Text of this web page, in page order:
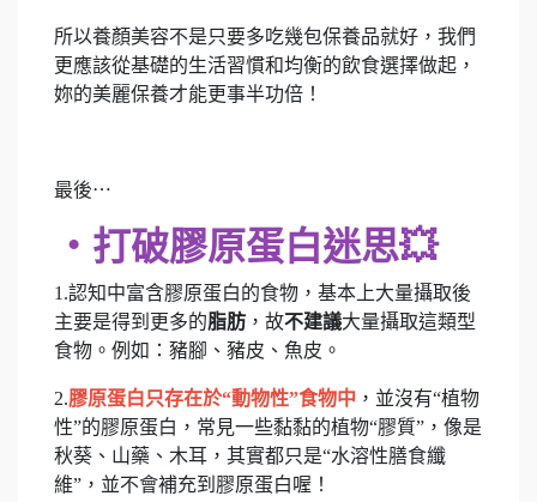
所以養顏美容不是只要多吃幾包保養品就好，我們
更應該從基礎的生活習慣和均衡的飲食選擇做起，
妳的美麗保養才能更事半功倍！
最後⋯
‧打破膠原蛋白迷思💥
1.認知中富含膠原蛋白的食物，基本上大量攝取後
主要是得到更多的脂肪 ，故不建議大量攝取這類型
食物。例如：豬腳、豬皮、魚皮。
2.膠原蛋白只存在於“動物性”食物中 ，並沒有“植物
性”的膠原蛋白，常見一些黏黏的植物“膠質”，像是
秋葵、山藥、木耳，其實都只是“水溶性膳食纖
維”，並不會補充到膠原蛋白喔！